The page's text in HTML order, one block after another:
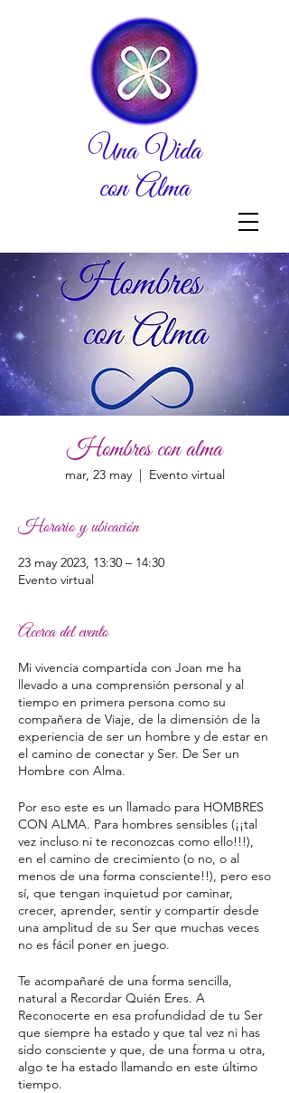
Una Vida
con Alma
Hombres con alma
mar, 23 may
  |
Evento virtual
Horario y ubicación
23 may 2023, 13:30 – 14:30
Evento virtual
Acerca del evento
Mi vivencia compartida con Joan me ha
llevado a una comprensión personal y al
tiempo en primera persona como su
compañera de Viaje, de la dimensión de la
experiencia de ser un hombre y de estar en
el camino de conectar y Ser. De Ser un
Hombre con Alma.
Por eso este es un llamado para HOMBRES
CON ALMA. Para hombres sensibles (¡¡tal
vez incluso ni te reconozcas como ello!!!),
en el camino de crecimiento (o no, o al
menos de una forma consciente!!), pero eso
sí, que tengan inquietud por caminar,
crecer, aprender, sentir y compartir desde
una amplitud de su Ser que muchas veces
no es fácil poner en juego.
Te acompañaré de una forma sencilla,
natural a Recordar Quién Eres. A
Reconocerte en esa profundidad de tu Ser
que siempre ha estado y que tal vez ni has
sido consciente y que, de una forma u otra,
algo te ha estado llamando en este último
tiempo.